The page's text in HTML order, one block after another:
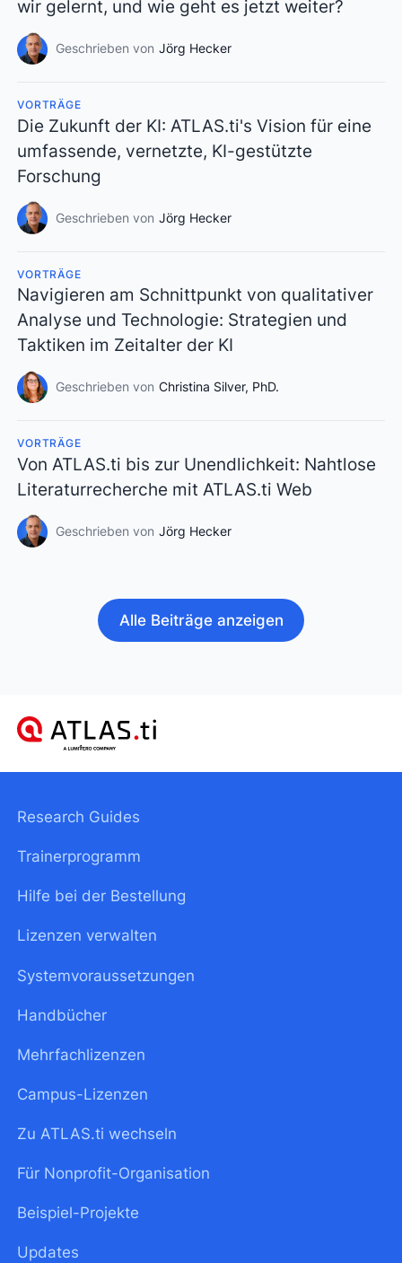
Alle Beiträge anzeigen
wir gelernt, und wie geht es jetzt weiter?
Geschrieben von Jörg Hecker
VORTRÄGE
Die Zukunft der KI: ATLAS.ti's Vision für eine
umfassende, vernetzte, KI-gestützte
Forschung
Geschrieben von Jörg Hecker
VORTRÄGE
Navigieren am Schnittpunkt von qualitativer
Analyse und Technologie: Strategien und
Taktiken im Zeitalter der KI
Geschrieben von Christina Silver, PhD.
VORTRÄGE
Von ATLAS.ti bis zur Unendlichkeit: Nahtlose
Literaturrecherche mit ATLAS.ti Web
Geschrieben von Jörg Hecker
Research Guides
Trainerprogramm
Hilfe bei der Bestellung
Lizenzen verwalten
Systemvoraussetzungen
Handbücher
Mehrfachlizenzen
Campus-Lizenzen
Zu ATLAS.ti wechseln
Für Nonprofit-Organisation
Beispiel-Projekte
Updates